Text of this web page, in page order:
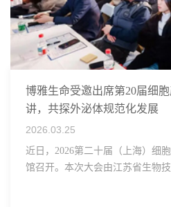
博雅生命受邀出席第20届细
讲，共探外泌体规范化发展
2026.03.25
近日，2026第二十届（上海）细
馆召开。本次大会由江苏省生物
范区生物医药行业协会、瑞士日